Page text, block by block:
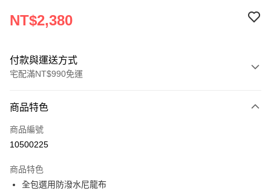
NT$2,380
付款與運送方式
宅配滿NT$990免運
信用卡一次付款
LINE Pay
悠遊付
商品特色
商品編號
10500225
商品特色
全包選用防潑水尼龍布